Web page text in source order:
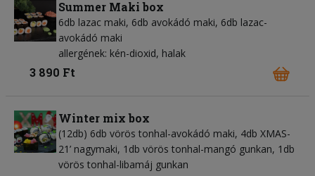
Summer Maki box
6db lazac maki, 6db avokádó maki, 6db lazac-
avokádó maki
allergének: kén-dioxid, halak
3 890 Ft
Winter mix box
(12db) 6db vörös tonhal-avokádó maki, 4db XMAS-
21’ nagymaki, 1db vörös tonhal-mangó gunkan, 1db
vörös tonhal-libamáj gunkan